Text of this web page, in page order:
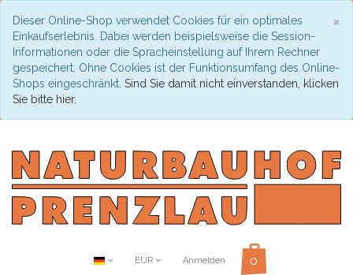
×
Dieser Online-Shop verwendet Cookies für ein optimales
Einkaufserlebnis. Dabei werden beispielsweise die Session-
Informationen oder die Spracheinstellung auf Ihrem Rechner
gespeichert. Ohne Cookies ist der Funktionsumfang des Online-
Shops eingeschränkt. Sind Sie damit nicht einverstanden, klicken
Sie bitte hier.
EUR Anmelden